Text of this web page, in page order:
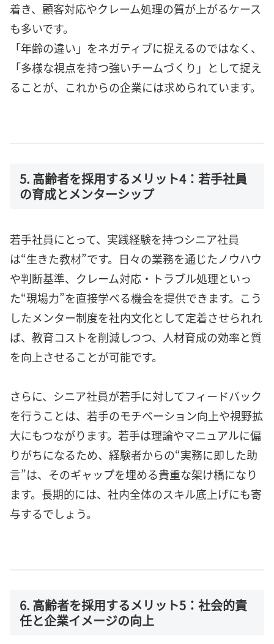
着き、顧客対応やクレーム処理の質が上がるケース
も多いです。
「年齢の違い」をネガティブに捉えるのではなく、
「多様な視点を持つ強いチームづくり」として捉え
ることが、これからの企業には求められています。
5. 高齢者を採用するメリット4：若手社員
の育成とメンターシップ
若手社員にとって、実践経験を持つシニア社員
は“生きた教材”です。日々の業務を通じたノウハウ
や判断基準、クレーム対応・トラブル処理といっ
た“現場力”を直接学べる機会を提供できます。こう
したメンター制度を社内文化として定着させられれ
ば、教育コストを削減しつつ、人材育成の効率と質
を向上させることが可能です。
さらに、シニア社員が若手に対してフィードバック
を行うことは、若手のモチベーション向上や視野拡
大にもつながります。若手は理論やマニュアルに偏
りがちになるため、経験者からの“実務に即した助
言”は、そのギャップを埋める貴重な架け橋になり
ます。長期的には、社内全体のスキル底上げにも寄
与するでしょう。
6. 高齢者を採用するメリット5：社会的責
任と企業イメージの向上